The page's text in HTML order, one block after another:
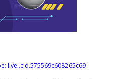
live:.cid.575569c608265c69